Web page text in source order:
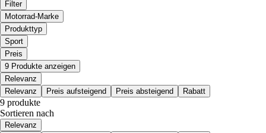
Filter
Motorrad-Marke
Produkttyp
Sport
Preis
9 Produkte anzeigen
Relevanz
Relevanz
Preis aufsteigend Preis absteigend Rabatt
9 produkte
Sortieren nach
Relevanz